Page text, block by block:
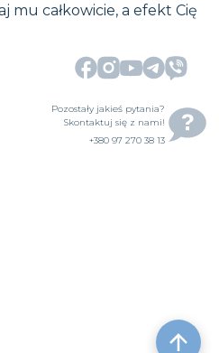
mu całkowicie, a efekt Cię
Pozostały jakieś pytania?
Skontaktuj się z nami!
+380 97 270 38 13